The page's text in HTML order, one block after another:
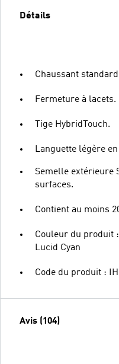
Détails
Chaussant
Fermeture à lacets.
Tige HybridTouch.
Languette légère
Semelle extérieure
surfaces.
Contient au moins
Couleur du produit
Lucid Cyan
Code du produit :
Avis (104)